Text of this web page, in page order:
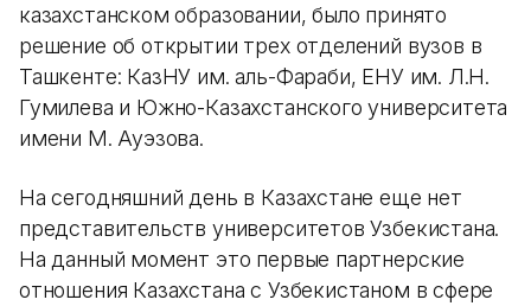
казахстанском образовании, было принято
решение об открытии трех отделений вузов в
Ташкенте: КазНУ им. аль-Фараби, ЕНУ им. Л.Н.
Гумилева и Южно-Казахстанского университета
имени М. Ауэзова.
На сегодняшний день в Казахстане еще нет
представительств университетов Узбекистана.
На данный момент это первые партнерские
отношения Казахстана с Узбекистаном в сфере